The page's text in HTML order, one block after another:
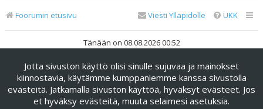
Foorumin etusivu UKK
Viesti Ylläpidolle
Tänään on 08.08.2026 00:52
Keskustelufoorumin ohjelmistophpBB® Forum Software ©
phpBB Limited
Käännös: phpBB Suomi (lurttinen, harritapio, Pettis)
phpBB Metro Theme byPixelGoose Studio
Jotta sivuston käyttö olisi sinulle sujuvaa ja mainokset
kiinnostavia, käytämme kumppaniemme kanssa sivustolla
evästeitä. Jatkamalla sivuston käyttöä, hyväksyt evästeet. Jos
et hyväksy evästeitä, muuta selaimesi asetuksia.